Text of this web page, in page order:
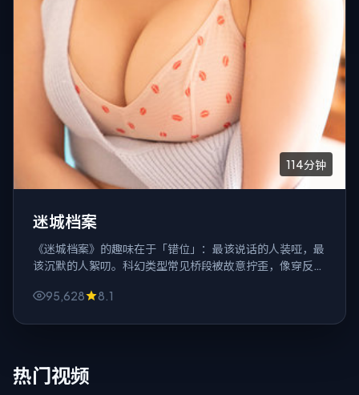
114分钟
迷城档案
《迷城档案》的趣味在于「错位」：最该说话的人装哑，最
该沉默的人絮叨。科幻类型常见桥段被故意拧歪，像穿反的
95,628
8.1
热门视频